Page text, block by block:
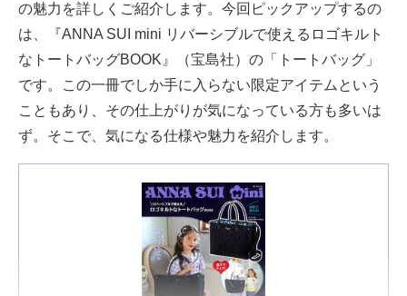
の魅力を詳しくご紹介します。今回ピックアップするの
は、『ANNA SUI mini リバーシブルで使えるロゴキルト
なトートバッグBOOK』（宝島社）の「トートバッグ」
です。この一冊でしか手に入らない限定アイテムという
こともあり、その仕上がりが気になっている方も多いは
ず。そこで、気になる仕様や魅力を紹介します。